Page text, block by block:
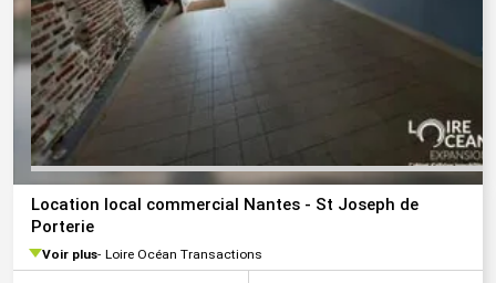
Location local commercial Nantes - St Joseph de
Porterie
Voir plus Loire Océan Transactions